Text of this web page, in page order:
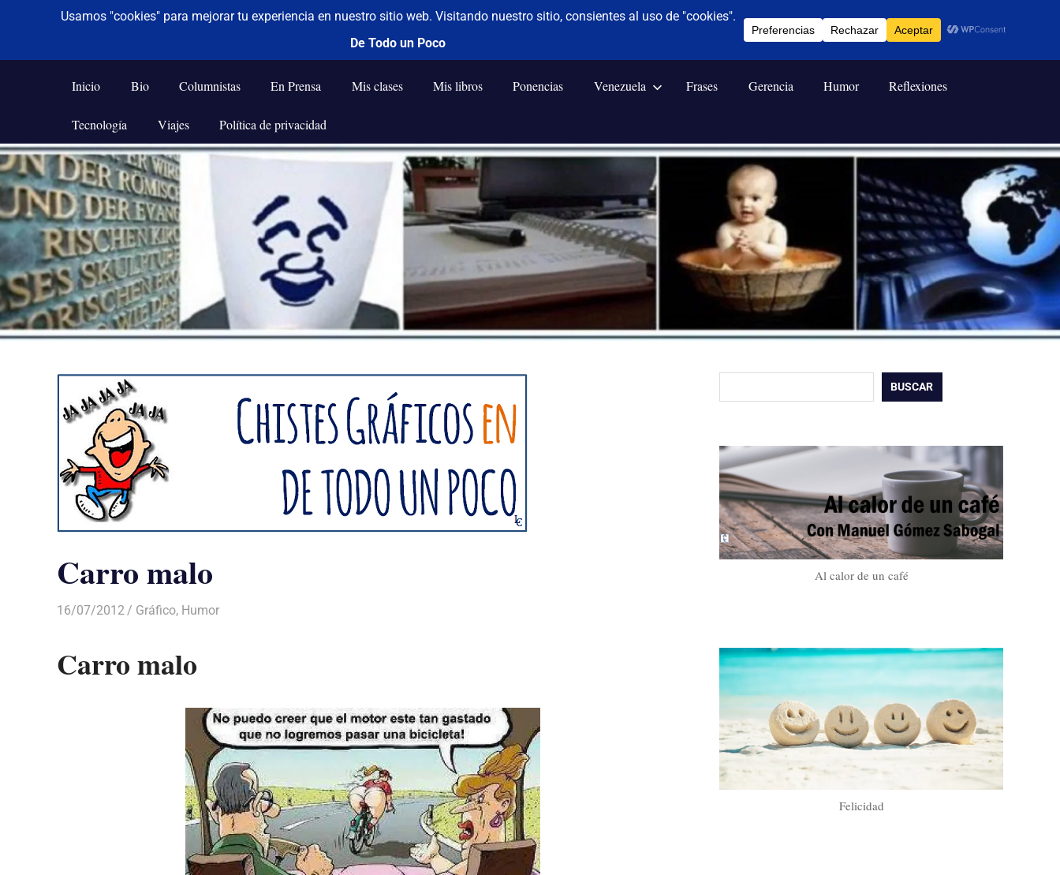
Saltar
al
contenido
De todo un poco
Frases,
Humor,
Tecnología
y
Viajes
Inicio Bio Columnistas En Prensa Mis clases Mis libros Ponencias Venezuela Frases Gerencia Humor Reflexiones
Tecnología Viajes Política de privacidad
Carro malo
16/07/2012 Luis Castellanos
Gráfico, Humor
Carro malo
BUSCAR
Al calor de un café
Felicidad